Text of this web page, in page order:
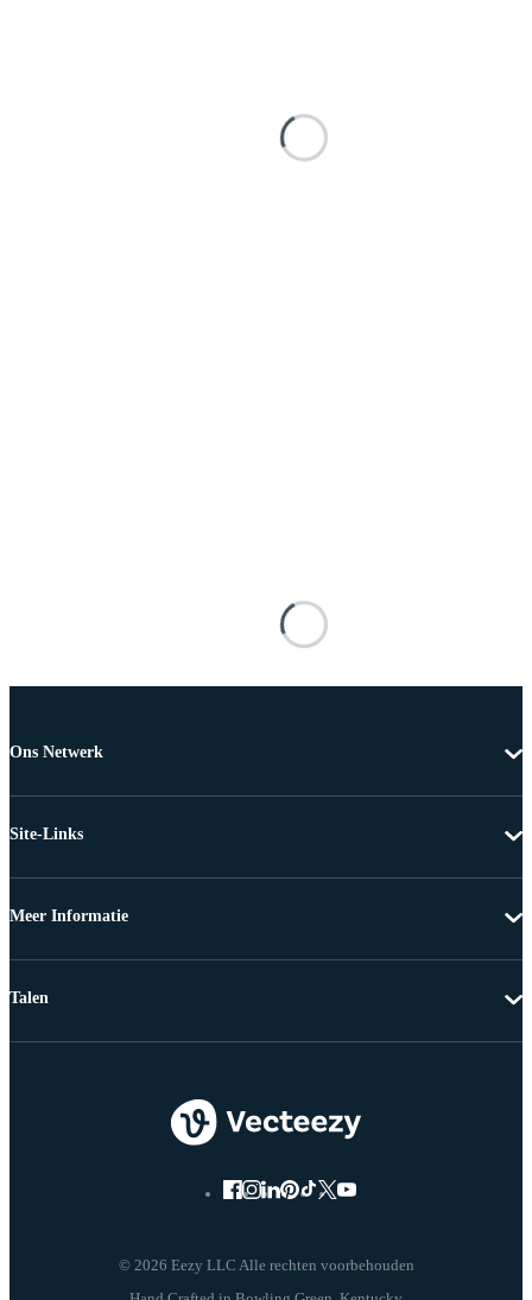
Ons Netwerk
Site-Links
Meer Informatie
© 2026 Eezy LLC Alle rechten voorbehouden
Talen